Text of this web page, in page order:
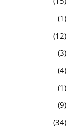
1
12
3
4
1
9
34